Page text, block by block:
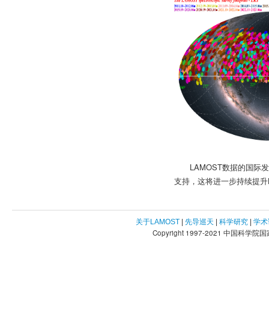
LAMOST数据的国际
支持，这将进一步持续提
关于LAMOST| 先导巡天 | 科学研究| 学术
Copyright 1997-2021 中国科学院